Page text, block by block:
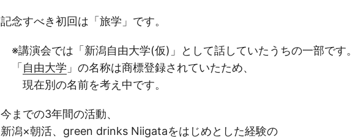
記念すべき初回は「旅学」です。
※講演会では「新潟自由大学(仮)」として話していたうちの一部です。
「 自由大学 」の名称は商標登録されていたため、
現在別の名前を考え中です。
今までの3年間の活動、
新潟×朝活、green drinks Niigataをはじめとした経験の